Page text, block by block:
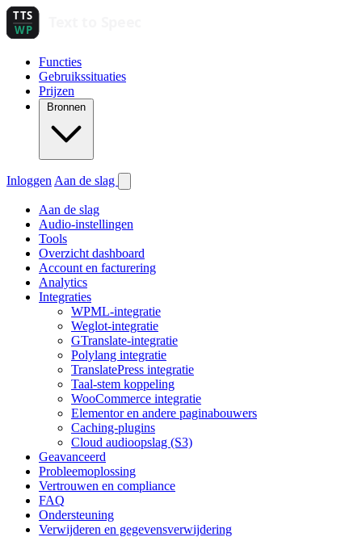
Functies
Gebruikssituaties
Prijzen
Bronnen
Inloggen Aan de slag
Aan de slag
Audio-instellingen
Tools
Overzicht dashboard
Account en facturering
Analytics
Integraties
WPML-integratie
Weglot-integratie
GTranslate-integratie
Polylang integratie
TranslatePress integratie
Taal-stem koppeling
WooCommerce integratie
Elementor en andere paginabouwers
Caching-plugins
Cloud audioopslag (S3)
Geavanceerd
Probleemoplossing
Vertrouwen en compliance
FAQ
Ondersteuning
Verwijderen en gegevensverwijdering